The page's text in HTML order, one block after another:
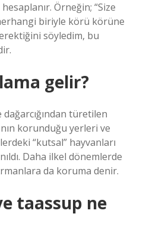
Örneğin; “Size
biriyle körü körüne
söyledim, bu
gelir?
türetilen
nın korunduğu yerleri ve
“kutsal” hayvanları
Daha ilkel dönemlerde
da koruma denir.
taassup ne